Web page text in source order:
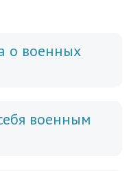
о военных
военным